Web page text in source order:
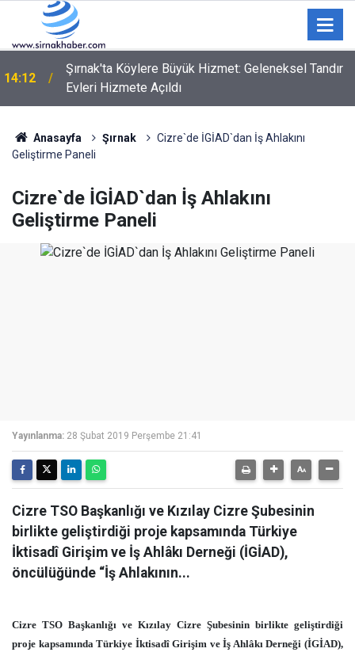
14:12
Şırnak'ta Köylere Büyük Hizmet: Geleneksel Tandır
Evleri Hizmete Açıldı
Anasayfa Şırnak
Cizre`de İGİAD`dan İş Ahlakını
Geliştirme Paneli
Cizre`de İGİAD`dan İş Ahlakını
Geliştirme Paneli
Yayınlanma: 28 Şubat 2019 Perşembe 21:41
Cizre TSO Başkanlığı ve Kızılay Cizre Şubesinin
birlikte geliştirdiği proje kapsamında Türkiye
İktisadî Girişim ve İş Ahlâkı Derneği (İGİAD),
öncülüğünde “İş Ahlakının...
Cizre TSO Başkanlığı ve Kızılay Cizre Şubesinin birlikte geliştirdiği
proje kapsamında Türkiye İktisadî Girişim ve İş Ahlâkı Derneği (İGİAD),